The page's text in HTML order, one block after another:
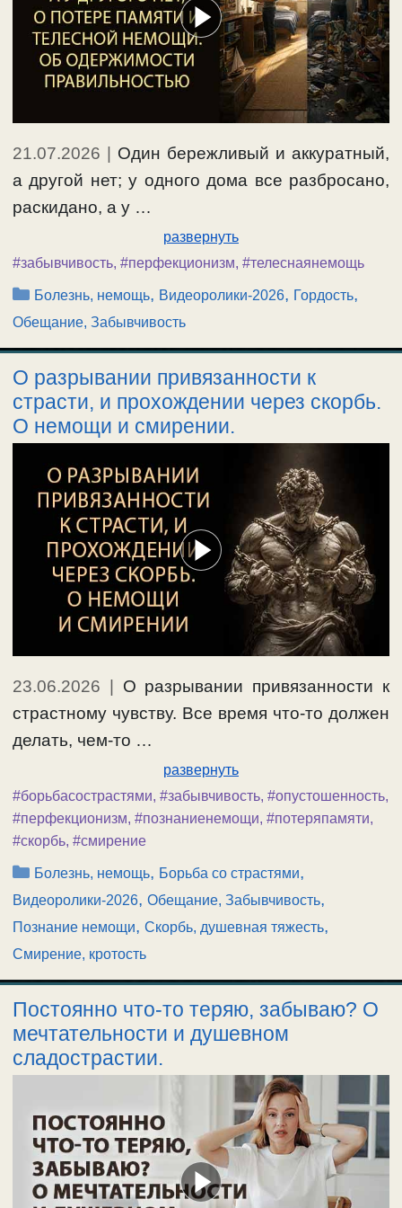
21.07.2026 | Один бережливый и аккуратный,
а другой нет; у одного дома все разбросано,
раскидано, а у …
развернуть
#забывчивость, #перфекционизм, #телеснаянемощь
Рубрики
Болезнь, немощь, Видеоролики-2026, Гордость,
Обещание, Забывчивость
О разрывании привязанности к
страсти, и прохождении через скорбь.
О немощи и смирении.
23.06.2026 | О разрывании привязанности к
страстному чувству. Все время что-то должен
делать, чем-то …
развернуть
#борьбасострастями, #забывчивость, #опустошенность,
#перфекционизм, #познаниенемощи, #потеряпамяти,
#скорбь, #смирение
Рубрики
Болезнь, немощь, Борьба со страстями,
Видеоролики-2026, Обещание, Забывчивость,
Познание немощи, Скорбь, душевная тяжесть,
Смирение, кротость
Постоянно что-то теряю, забываю? О
мечтательности и душевном
сладострастии.